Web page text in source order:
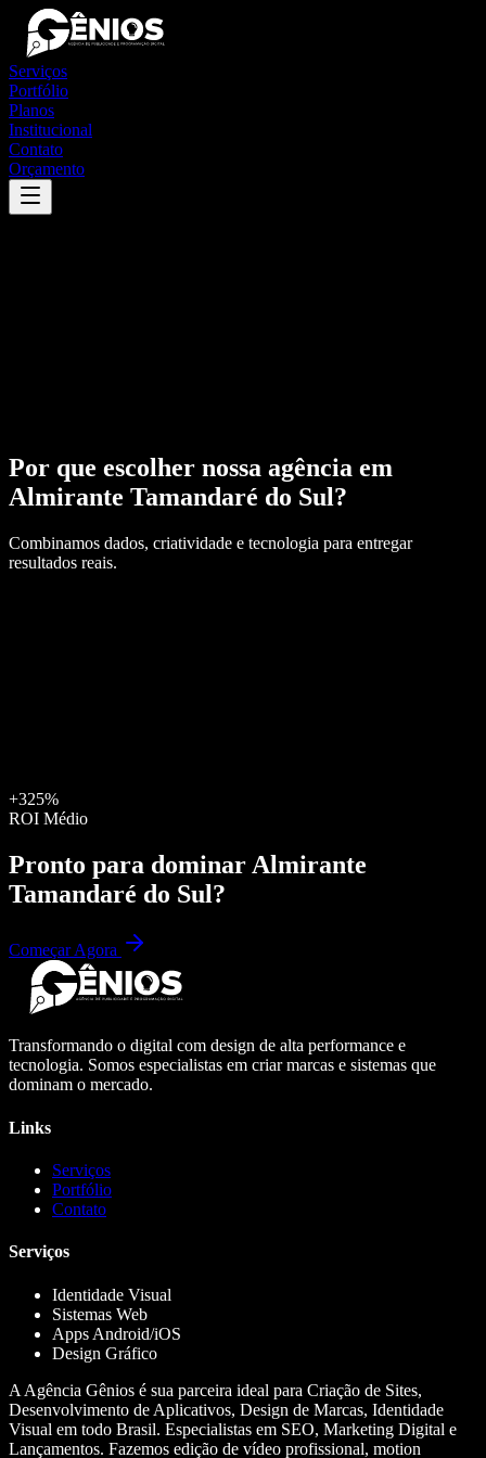
Serviços
Portfólio
Planos
Institucional
Contato
Orçamento
Por que escolher nossa agência em
Almirante Tamandaré do Sul?
Combinamos dados, criatividade e tecnologia para entregar
resultados reais.
+325%
ROI Médio
Pronto para dominar Almirante
Tamandaré do Sul?
Começar Agora
Transformando o digital com design de alta performance e
tecnologia. Somos especialistas em criar marcas e sistemas que
dominam o mercado.
Links
Serviços
Portfólio
Contato
Serviços
Identidade Visual
Sistemas Web
Apps Android/iOS
Design Gráfico
A Agência Gênios é sua parceira ideal para Criação de Sites,
Desenvolvimento de Aplicativos, Design de Marcas, Identidade
Visual em todo Brasil. Especialistas em SEO, Marketing Digital e
Lançamentos. Fazemos edição de vídeo profissional, motion